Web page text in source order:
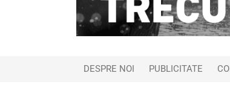
DESPRE NOI PUBLICITATE